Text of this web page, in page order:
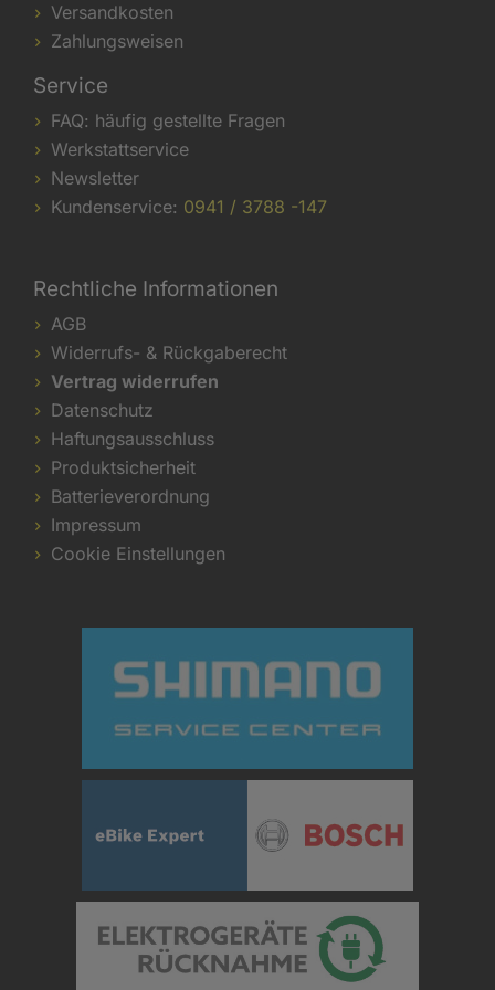
Versandkosten
Zahlungsweisen
Service
FAQ: häufig gestellte Fragen
Werkstattservice
Newsletter
Kundenservice: 0941 / 3788 -147
Rechtliche Informationen
AGB
Widerrufs- & Rückgaberecht
Vertrag widerrufen
Datenschutz
Haftungsausschluss
Produktsicherheit
Batterieverordnung
Impressum
Cookie Einstellungen